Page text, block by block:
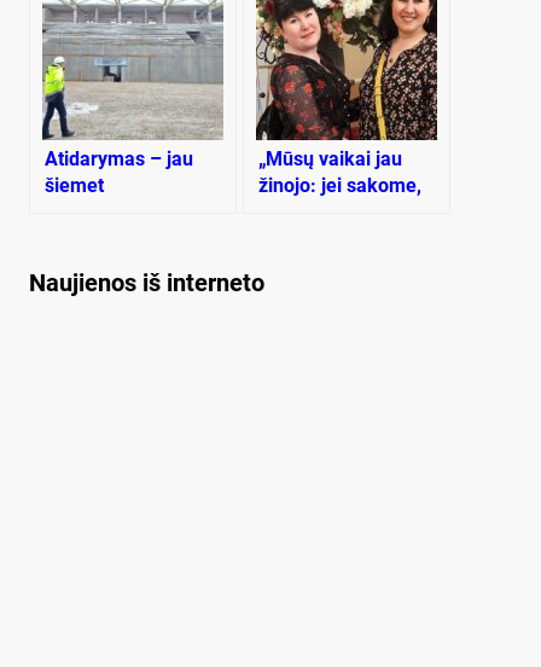
Atidarymas – jau
šiemet
„Mūsų vaikai jau
žinojo: jei sakome,
Naujienos iš interneto